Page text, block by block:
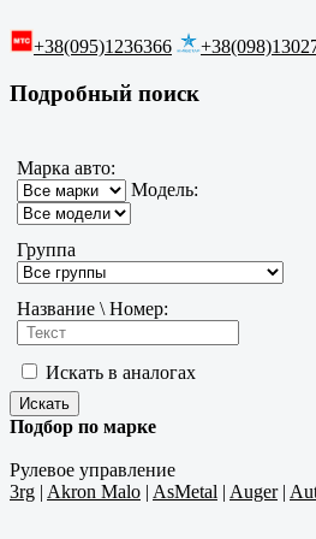
+38(095)1236366
Подробный поиск
Марка авто:
Модель:
Группа
Название \ Номер:
Искать в аналогах
Подбор по марке
Рулевое управление
3rg | Akron Malo | AsMetal | Auger|